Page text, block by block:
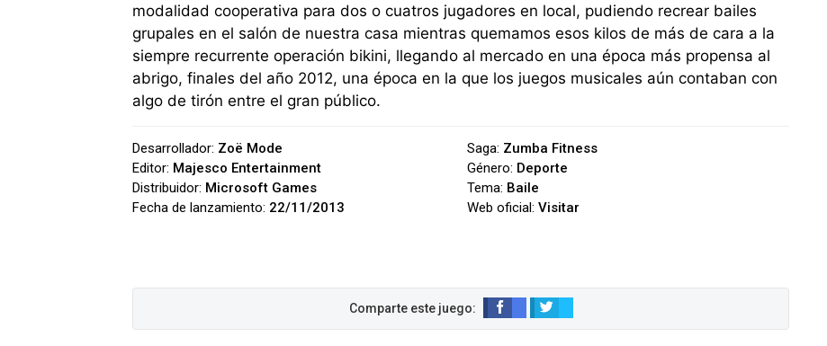
modalidad cooperativa para dos o cuatros jugadores en local, pudiendo recrear bailes
grupales en el salón de nuestra casa mientras quemamos esos kilos de más de cara a la
siempre recurrente operación bikini, llegando al mercado en una época más propensa al
abrigo, finales del año 2012, una época en la que los juegos musicales aún contaban con
algo de tirón entre el gran público.
Desarrollador: Zoë Mode
Editor: Majesco Entertainment
Distribuidor: Microsoft Games
Fecha de lanzamiento: 22/11/2013
Saga: Zumba Fitness
Género: Deporte
Tema: Baile
Web oficial:Visitar